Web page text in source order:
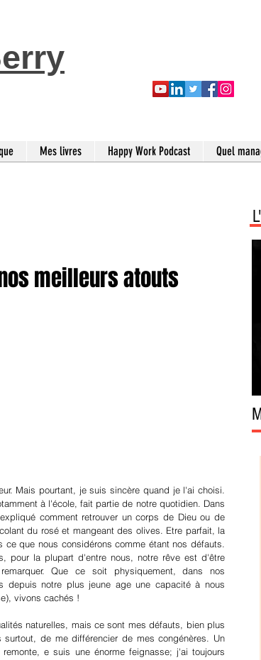
Mes livres Happy Work Podcast Quel
meilleurs atouts
Mais pourtant, je suis sincère quand je l'ai choisi.
à l'école, fait partie de notre quotidien. Dans
comment retrouver un corps de Dieu ou de
du rosé et mangeant des olives. Etre parfait, la
que nous considérons comme étant nos défauts.
pour la plupart d'entre nous, notre rêve est d'être
Que ce soit physiquement, dans nos
depuis notre plus jeune age une capacité à nous
vivons cachés !
naturelles, mais ce sont mes défauts, bien plus
de me différencier de mes congénères. Un
e suis une énorme feignasse; j'ai toujours